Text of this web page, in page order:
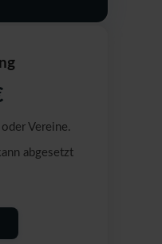
Vereine.
abgesetzt